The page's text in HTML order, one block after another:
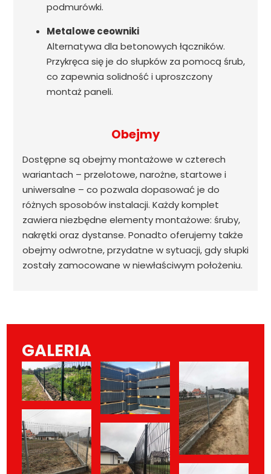
podmurówki.
Metalowe ceowniki
Alternatywa dla betonowych łączników.
Przykręca się je do słupków za pomocą śrub,
co zapewnia solidność i uproszczony
montaż paneli.
Obejmy
Dostępne są obejmy montażowe w czterech
wariantach – przelotowe, narożne, startowe i
uniwersalne – co pozwala dopasować je do
różnych sposobów instalacji. Każdy komplet
zawiera niezbędne elementy montażowe: śruby,
nakrętki oraz dystanse. Ponadto oferujemy także
obejmy odwrotne, przydatne w sytuacji, gdy słupki
zostały zamocowane w niewłaściwym położeniu.
GALERIA